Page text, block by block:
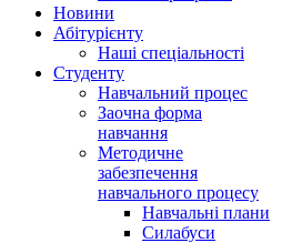
Hовини
Абітурієнту
Наші спеціальності
Студенту
Навчальний процес
Заочна форма
навчання
Методичне
забезпечення
навчального процесу
Навчальні плани
Силабуси